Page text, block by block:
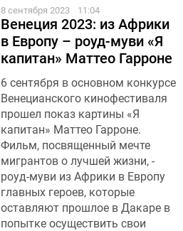
8 сентября 2023 11:04
Венеция 2023: из Африки
в Европу – роуд-муви «Я
капитан» Маттео Гарроне
6 сентября в основном конкурсе
Венецианского кинофестиваля
прошел показ картины «Я
капитан» Маттео Гарроне.
Фильм, посвященный мечте
мигрантов о лучшей жизни, -
роуд-муви из Африки в Европу
главных героев, которые
оставляют прошлое в Дакаре в
попытке осуществить свои